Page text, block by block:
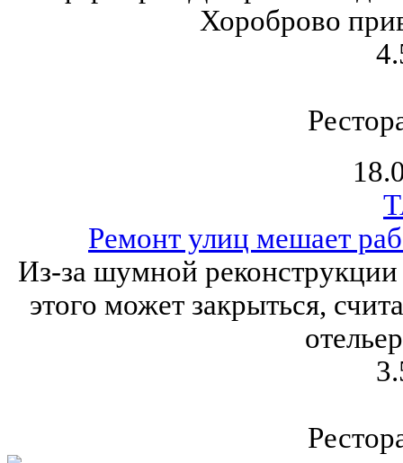
Хороброво
Ремонт улиц мешает
Из-за шумной реконструкции
этого может закрыться,